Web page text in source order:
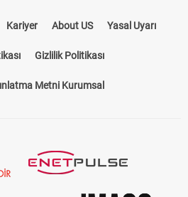
Kariyer About US Yasal Uyarı
Gizlilik Politikası
Metni Kurumsal